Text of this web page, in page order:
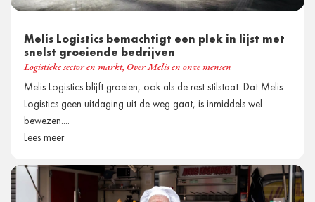
Melis Logistics bemachtigt een plek in lijst met
snelst groeiende bedrijven
Logistieke sector en markt, Over Melis en onze mensen
Melis Logistics blijft groeien, ook als de rest stilstaat. Dat Melis
Logistics geen uitdaging uit de weg gaat, is inmiddels wel
bewezen....
Lees meer